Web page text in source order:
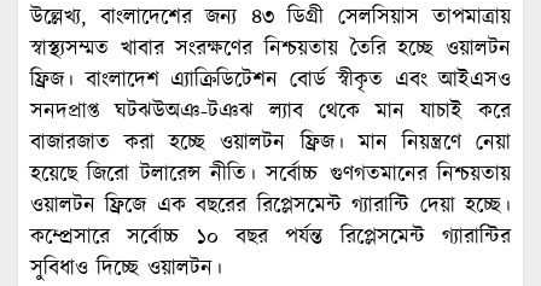
উল্লেখ্য, বাংলাদেশের জন্য ৪৩ ডিগ্রী সেলসিয়াস তাপমাত্রায়
স্বাস্থ্যসম্মত খাবার সংরক্ষণের নিশ্চয়তায় তৈরি হচ্ছে ওয়ালটন
ফ্রিজ। বাংলাদেশ এ্যাক্রিডিটেশন বোর্ড স্বীকৃত এবং আইএসও
সনদপ্রাপ্ত ঘটঝউঅঞ-টঞঝ ল্যাব থেকে মান যাচাই করে
বাজারজাত করা হচ্ছে ওয়ালটন ফ্রিজ। মান নিয়ন্ত্রণে নেয়া
হয়েছে জিরো টলারেন্স নীতি। সর্বোচ্চ গুণগতমানের নিশ্চয়তায়
ওয়ালটন ফ্রিজে এক বছরের রিপ্লেসমেন্ট গ্যারান্টি দেয়া হচ্ছে।
কম্প্রেসারে সর্বোচ্চ ১০ বছর পর্যন্ত রিপ্লেসমেন্ট গ্যারান্টির
সুবিধাও দিচ্ছে ওয়ালটন।